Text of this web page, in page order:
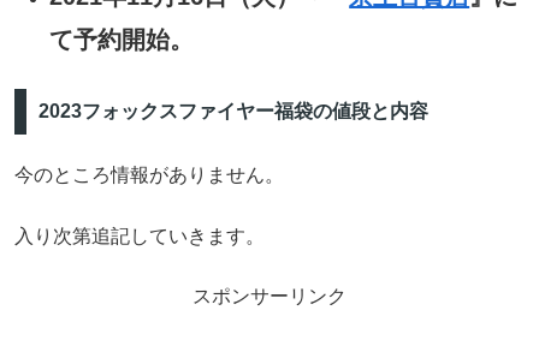
て予約開始。
2023フォックスファイヤー福袋の値段と内容
今のところ情報がありません。
入り次第追記していきます。
スポンサーリンク